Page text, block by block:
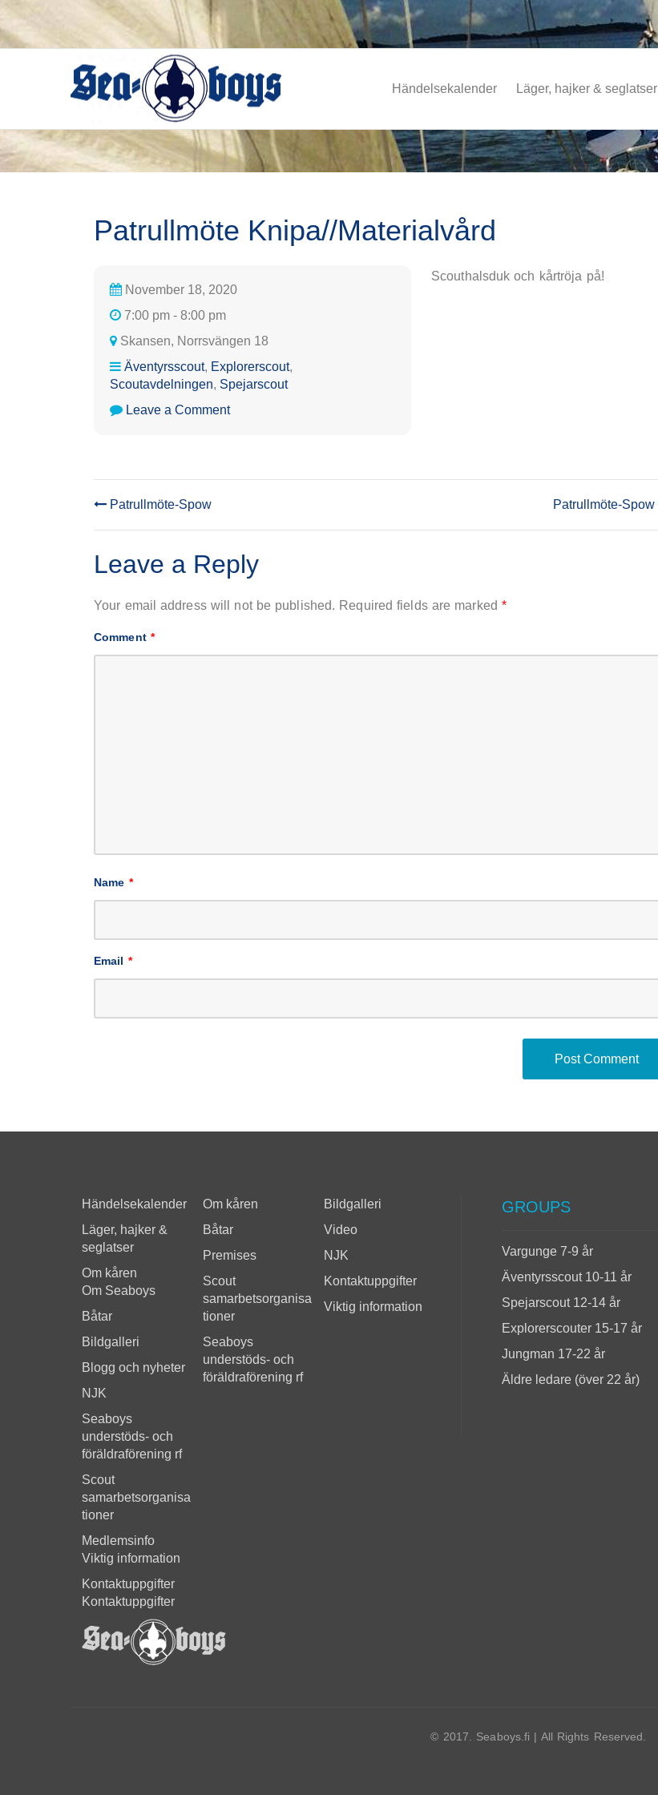
to
content
Händelsekalender Läger, hajker & seglatser
Patrullmöte Knipa//Materialvård
November 18, 2020
7:00 pm - 8:00 pm
Skansen, Norrsvängen 18
Äventyrsscout, Explorerscout,
Scoutavdelningen, Spejarscout
Leave a Commenton
Scouthalsduk och kårtröja på!
POST
NAVIGATION
Patrullmöte-Spow Patrullmöte-Spow
Leave a Reply
Your email address will not be published. Required fields are marked *
Comment *
Name *
Email *
Händelsekalender
Läger, hajker &
seglatser
Om kåren
Om Seaboys
Båtar
Bildgalleri
Blogg och nyheter
NJK
Seaboys
understöds- och
föräldraförening rf
Scout
samarbetsorganisa
tioner
Medlemsinfo
Viktig information
Kontaktuppgifter
Kontaktuppgifter
Om kåren
Båtar
Premises
Scout
samarbetsorganisa
tioner
Seaboys
understöds- och
föräldraförening rf
Bildgalleri
Video
NJK
Kontaktuppgifter
Viktig information
GROUPS
Vargunge 7-9 år
Äventyrsscout 10-11 år
Spejarscout 12-14 år
Explorerscouter 15-17 år
Jungman 17-22 år
Äldre ledare (över 22 år)
© 2017. Seaboys.fi | All Rights Reserved.